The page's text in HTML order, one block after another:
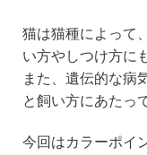
o
o
k
猫は猫種によって
い方やしつけ方に
また、遺伝的な病
と飼い方にあたっ
今回はカラーポイ